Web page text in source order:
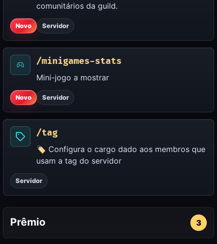
comunitários da guild.
Novo Servidor
/minigames-stats
Mini-jogo a mostrar
Novo Servidor
/tag
🏷️ Configura o cargo dado aos membros que
usam a tag do servidor
Servidor
Prêmio 3